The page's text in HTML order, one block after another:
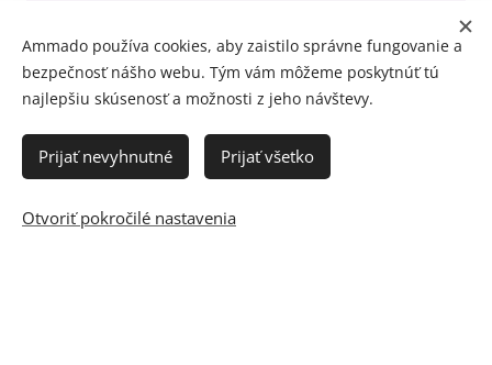
Ammado používa cookies, aby zaistilo správne fungovanie a
bezpečnosť nášho webu. Tým vám môžeme poskytnúť tú
najlepšiu skúsenosť a možnosti z jeho návštevy.
Prijať nevyhnutné Prijať všetko
Otvoriť pokročilé nastavenia